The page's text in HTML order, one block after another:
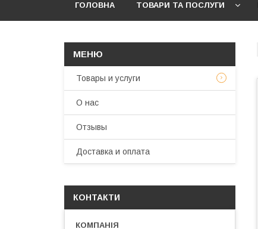
ГОЛОВНА ТОВАРИ ТА ПОСЛУГИ
Товары и услуги
О нас
Отзывы
Доставка и оплата
КОНТАКТИ